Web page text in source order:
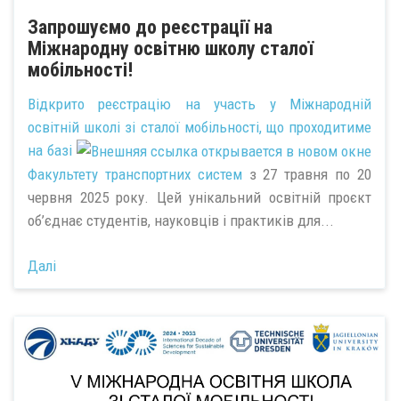
Запрошуємо до реєстрації на
Міжнародну освітню школу сталої
мобільності!
Відкрито реєстрацію на участь у Міжнародній
освітній школі зі сталої мобільності, що проходитиме
на базі
Факультету транспортних системз 27 травня по 20
червня 2025 року. Цей унікальний освітній проєкт
об’єднає студентів, науковців і практиків для...
Далі